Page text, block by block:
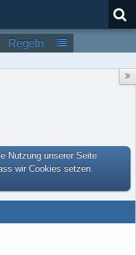
Regeln
Nutzung unserer Seite
wir Cookies setzen.